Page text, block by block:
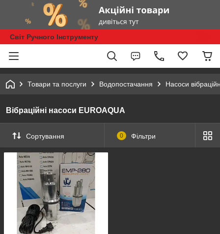
Світ Ручного Інструменту
Товари та послуги Водопостачання Насоси
Вібраційні насоси EUROAQUA
Сортування 0 Фільтри